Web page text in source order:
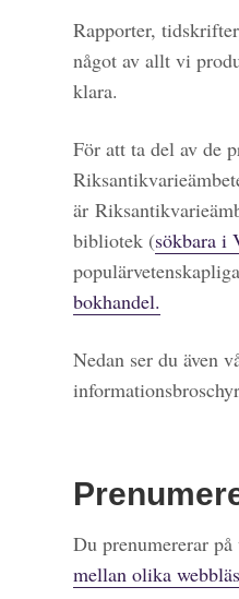
Rapporter,
något av allt vi
klara.
För att ta del av de
är
bibliotek (sökbara i
bokhandel.
Nedan ser du även
Du prenumererar
mellan olika